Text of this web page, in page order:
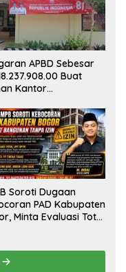
APBD Sebesar
Buat
Kantor
Akal, Harus
Terbuka!
Soroti Dugaan
PAD Kabupaten
Minta Evaluasi Total